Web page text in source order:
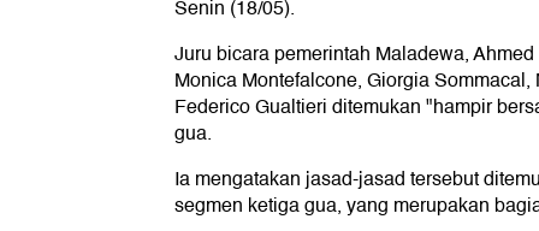
Senin (18/05).
Juru bicara pemerintah Maladewa,
Monica Montefalcone, Giorgia
Federico Gualtieri ditemukan "hampir
gua.
Ia mengatakan jasad-jasad tersebut
segmen ketiga gua, yang merupakan